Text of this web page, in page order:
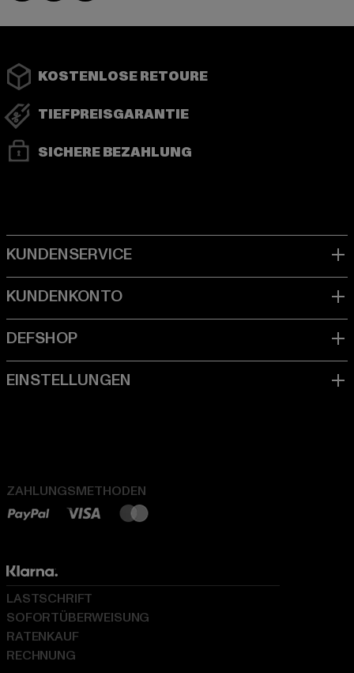
KOSTENLOSE RETOURE
TIEFPREISGARANTIE
SICHERE BEZAHLUNG
ZAHLUNGSMETHODEN
LASTSCHRIFT
SOFORTÜBERWEISUNG
RATENKAUF
RECHNUNG